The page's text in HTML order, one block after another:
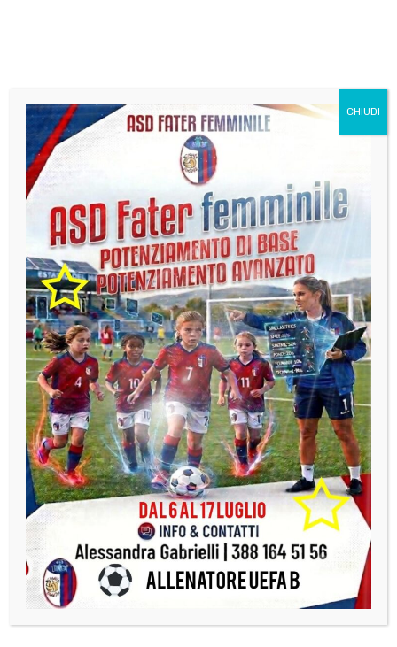
Questo pomeriggio presso la
Sala Conferenze Wojtyla Piazza
Zambra a Manoppello Scalo Il
nostro dirigente L.Cortesi ha
ritirato il premio disciplina della
nostra U 15 femminile di calcio a
5 Complimenti alla mister e le
ragazze per questo ambito
premio
CHIUDI